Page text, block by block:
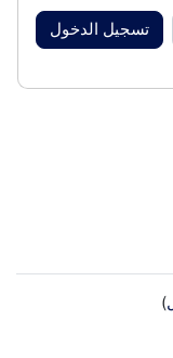
تسجيل الدخول
)